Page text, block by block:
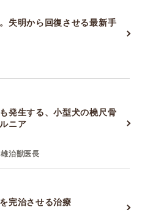
失明から回復させる最新手
発生する、小型犬の橈尺骨
ニア
治獣医長
完治させる治療